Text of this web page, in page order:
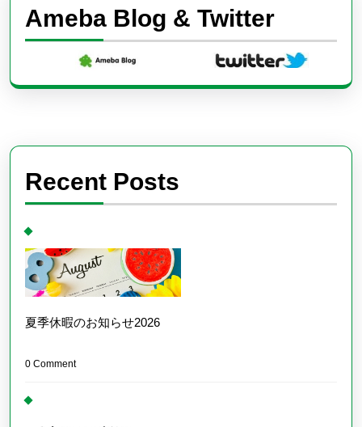
Ameba Blog & Twitter
Recent Posts
夏季休暇のお知らせ2026
0 Comment